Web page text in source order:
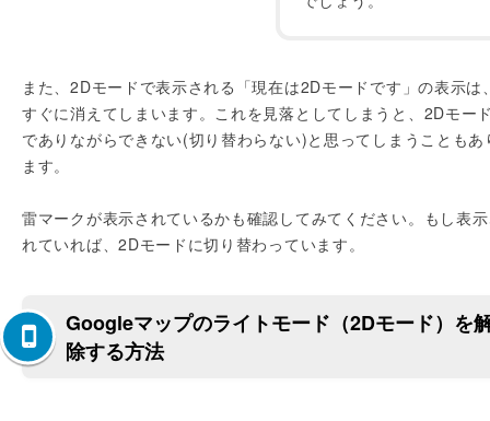
また、2Dモードで表示される「現在は2Dモードです」の表示は
すぐに消えてしまいます。これを見落としてしまうと、2Dモー
でありながらできない(切り替わらない)と思ってしまうこともあ
ます。
雷マークが表示されているかも確認してみてください。もし表
れていれば、2Dモードに切り替わっています。
Googleマップのライトモード（2Dモード）を
除する方法